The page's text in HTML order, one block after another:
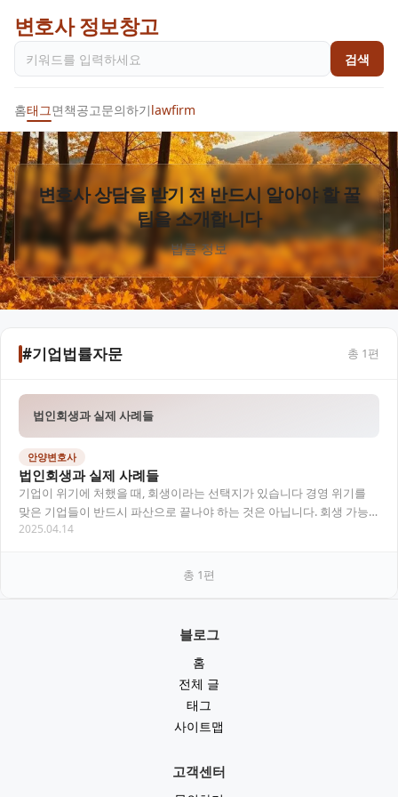
변호사 정보창고
검색
홈태그면책공고문의하기lawfirm
변호사 상담을 받기 전 반드시 알아야 할 꿀
팁을 소개합니다
법률 정보
#기업법률자문 총 1편
법인회생과 실제 사례들
안양변호사
법인회생과 실제 사례들
기업이 위기에 처했을 때, 회생이라는 선택지가 있습니다 경영 위기를
맞은 기업들이 반드시 파산으로 끝나야 하는 것은 아닙니다. 회생 가능
성이 있는 법인이라면 ‘법인회생’ 절차를 통…
2025.04.14
총 1편
블로그
홈
전체 글
태그
사이트맵
고객센터